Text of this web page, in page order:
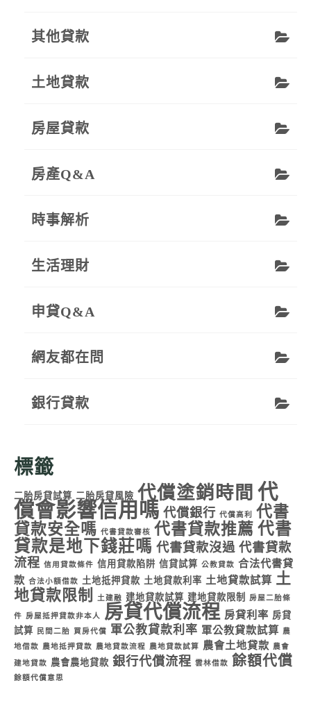
其他貸款
土地貸款
房屋貸款
房產Q&A
時事解析
生活理財
申貸Q&A
網友都在問
銀行貸款
標籤
二胎房貸試算 二胎房貸風險 代償塗銷時間 代
償會影響信用嗎 代償銀行 代償高利
代書
貸款安全嗎 代書貸款審核 代書貸款推薦 代書
貸款是地下錢莊嗎 代書貸款沒過 代書貸款
流程 信用貸款條件 信用貸款陷阱 信貸試算 公教貸款 合法代書貸
款 合法小額借款 土地抵押貸款 土地貸款利率 土地貸款試算 土
地貸款限制
土建融 建地貸款試算 建地貸款限制 房屋二胎條
件 房屋抵押貸款非本人 房貸代償流程 房貸利率 房貸
試算
民間二胎 買房代償 軍公教貸款利率 軍公教貸款試算
農
地借款
農地抵押貸款 農地貸款流程 農地貸款試算 農會土地貸款 農會
建地貸款 農會農地貸款 銀行代償流程 雲林借款 餘額代償
餘額代償意思